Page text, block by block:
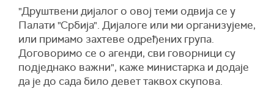
"Друштвени дијалог о овој теми одвија се у
Палати "Србија". Дијалоге или ми организујеме,
или примамо захтеве одређених група.
Договоримо се о агенди, сви говорници су
подједнако важни", каже министарка и додаје
да је до сада било девет таквох скупова.